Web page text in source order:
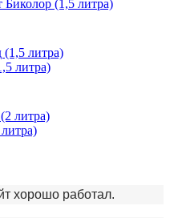
Биколор (1,5 литра)
литра)
хорошо работал.